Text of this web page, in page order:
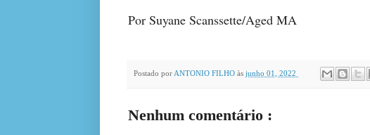
Por Suyane Scanssette/Aged MA
Postado por ANTONIO FILHO às junho 01, 2022
Nenhum comentário :